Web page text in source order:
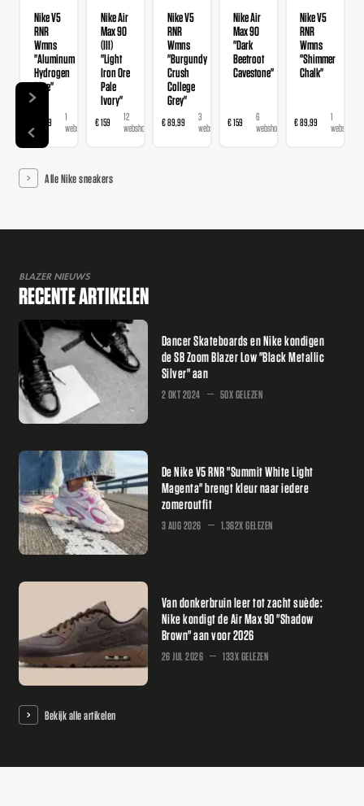
Nike V5
RNR
Wmns
"Aluminum
Hydrogen
Blue"
€ 89,99
1
webshop
Nike Air
Max 90
(III)
"Light
Iron Ore
Pale
Ivory"
€ 159
12
webshops
Nike V5
RNR
Wmns
"Burgundy
Crush
College
Grey"
€ 89,99
3
webshops
Nike Air
Max 90
"Dark
Beetroot
Cavestone"
€ 159
6
webshops
Nike V5
RNR
Wmns
"Shimmer
Chalk"
€ 89,99
1
webshop
Alle Nike sneakers
BLAZER NIEUWS
RECENTE ARTIKELEN
Dancer Skateboards en Nike kondigen
de SB Zoom Blazer Low "Black Metallic
Silver" aan
2 OKT 2024 50X GELEZEN
De Nike V5 RNR "Summit White Light
Magenta" brengt kleur naar iedere
zomeroutfit
3 AUG 2026 1.362X GELEZEN
Van donkerbruin leer tot zacht suède:
Nike kondigt de Air Max 90 "Shadow
Brown" aan voor 2026
26 JUL 2026 133X GELEZEN
Bekijk alle artikelen